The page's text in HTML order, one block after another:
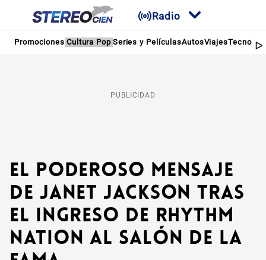
Radio
Promociones Cultura Pop Series y PelículasAutosViajes
PUBLICIDAD
El poderoso mensaje
de Janet Jackson tras
el ingreso de Rhythm
Nation al Salón de la